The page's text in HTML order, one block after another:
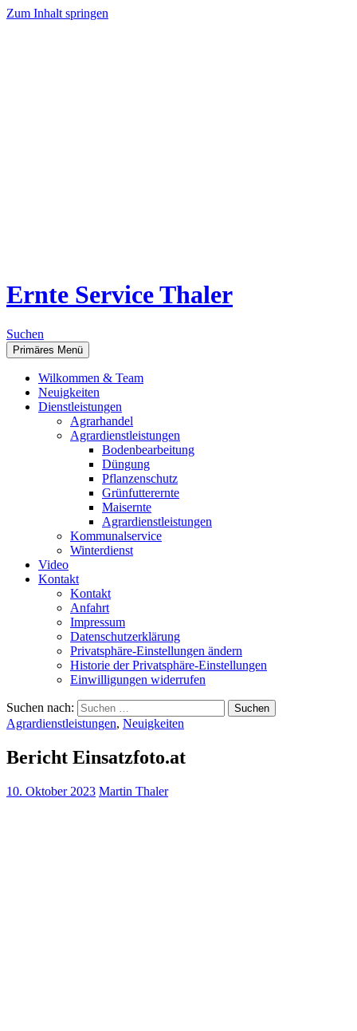
Zum Inhalt springen
Ernte Service Thaler
Suchen
Primäres Menü
Wilkommen & Team
Neuigkeiten
Dienstleistungen
Agrarhandel
Agrardienstleistungen
Bodenbearbeitung
Düngung
Pflanzenschutz
Grünfutterernte
Maisernte
Agrardienstleistungen
Kommunalservice
Winterdienst
Video
Kontakt
Kontakt
Anfahrt
Impressum
Datenschutzerklärung
Privatsphäre-Einstellungen ändern
Historie der Privatsphäre-Einstellungen
Einwilligungen widerrufen
Suchen nach:
Agrardienstleistungen, Neuigkeiten
Bericht Einsatzfoto.at
10. Oktober 2023 Martin Thaler